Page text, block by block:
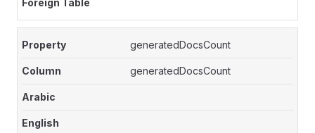
generatedDocsCount
generatedDocsCount